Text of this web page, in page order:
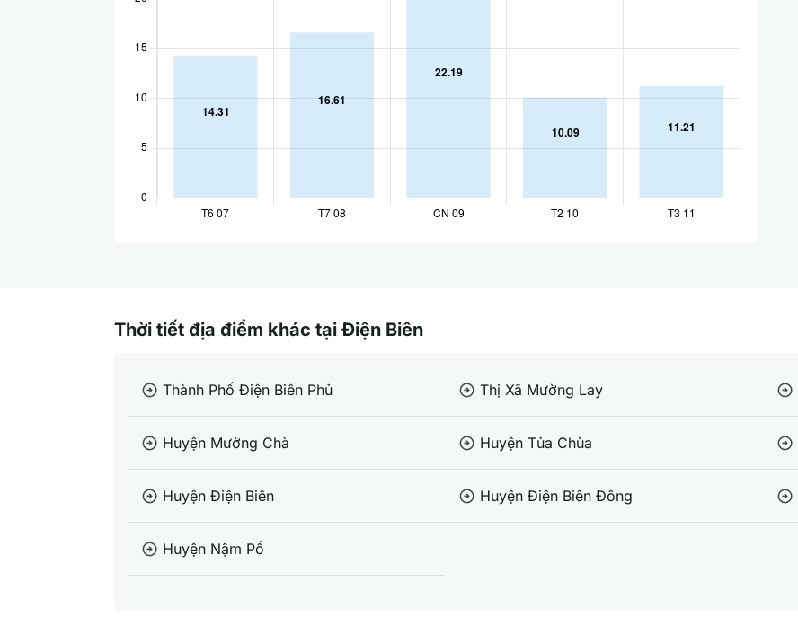
Thời tiết địa điểm khác tại Điện Biên
arrow_circle_right Thành Phố Điện Biên Phủ arrow_circle_right Thị Xã Mường Lay arrow_circle_right
arrow_circle_right Huyện Mường Chà arrow_circle_right Huyện Tủa Chùa arrow_circle_right
arrow_circle_right Huyện Điện Biên arrow_circle_right Huyện Điện Biên Đông arrow_circle_right
arrow_circle_right Huyện Nậm Pồ